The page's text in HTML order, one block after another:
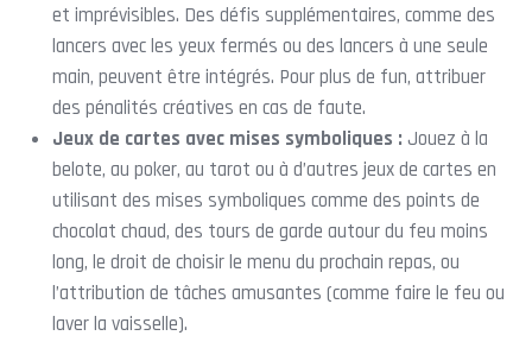
et imprévisibles. Des défis supplémentaires, comme des
lancers avec les yeux fermés ou des lancers à une seule
main, peuvent être intégrés. Pour plus de fun, attribuer
des pénalités créatives en cas de faute.
Jeux de cartes avec mises symboliques : Jouez à la
belote, au poker, au tarot ou à d’autres jeux de cartes en
utilisant des mises symboliques comme des points de
chocolat chaud, des tours de garde autour du feu moins
long, le droit de choisir le menu du prochain repas, ou
l’attribution de tâches amusantes (comme faire le feu ou
laver la vaisselle).